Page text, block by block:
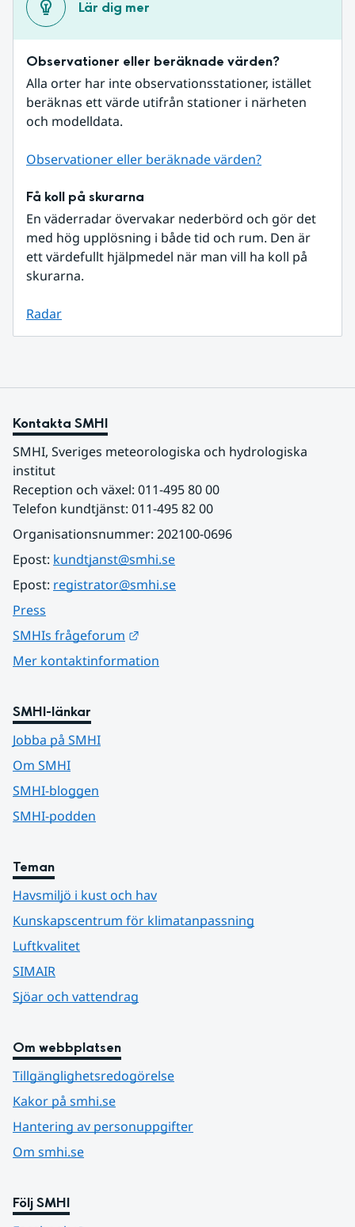
Lär dig mer
Observationer eller beräknade värden?
Alla orter har inte observationsstationer, istället
beräknas ett värde utifrån stationer i närheten
och modelldata.
Observationer eller beräknade värden?
Få koll på skurarna
En väderradar övervakar nederbörd och gör det
med hög upplösning i både tid och rum. Den är
ett värdefullt hjälpmedel när man vill ha koll på
skurarna.
Radar
Kontakta SMHI
SMHI, Sveriges meteorologiska och hydrologiska
institut
Reception och växel: 011-495 80 00
Telefon kundtjänst: 011-495 82 00
Organisationsnummer: 202100-0696
Epost: kundtjanst@smhi.se
Epost: registrator@smhi.se
Press
SMHIs frågeforum
Mer kontaktinformation
SMHI-länkar
Jobba på SMHI
Om SMHI
SMHI-bloggen
SMHI-podden
Teman
Havsmiljö i kust och hav
Kunskapscentrum för klimatanpassning
Luftkvalitet
SIMAIR
Sjöar och vattendrag
Om webbplatsen
Tillgänglighetsredogörelse
Kakor på smhi.se
Hantering av personuppgifter
Om smhi.se
Följ SMHI